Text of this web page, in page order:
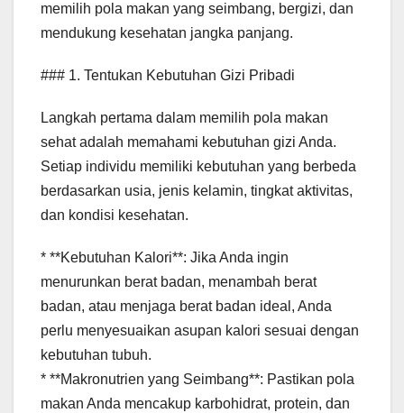
memilih pola makan yang seimbang, bergizi, dan
mendukung kesehatan jangka panjang.
### 1. Tentukan Kebutuhan Gizi Pribadi
Langkah pertama dalam memilih pola makan
sehat adalah memahami kebutuhan gizi Anda.
Setiap individu memiliki kebutuhan yang berbeda
berdasarkan usia, jenis kelamin, tingkat aktivitas,
dan kondisi kesehatan.
* **Kebutuhan Kalori**: Jika Anda ingin
menurunkan berat badan, menambah berat
badan, atau menjaga berat badan ideal, Anda
perlu menyesuaikan asupan kalori sesuai dengan
kebutuhan tubuh.
* **Makronutrien yang Seimbang**: Pastikan pola
makan Anda mencakup karbohidrat, protein, dan